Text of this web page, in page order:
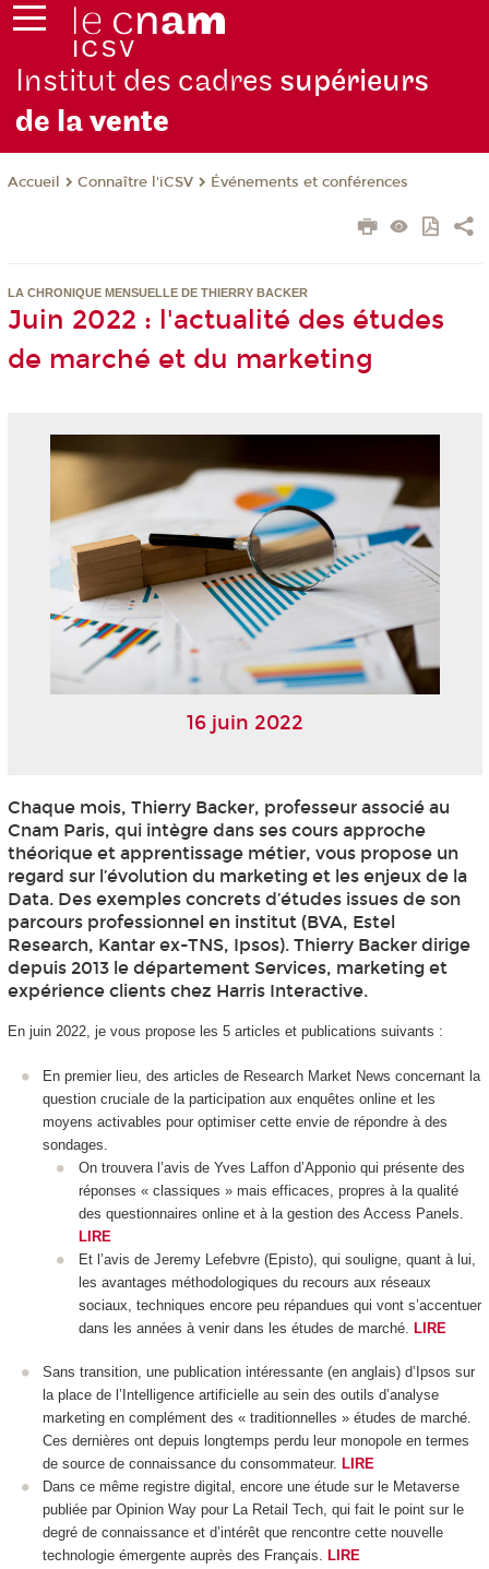
Institut des cadres supérieurs
de lavente
Accueil Connaître l'iCSV Événements et conférences
LA CHRONIQUE MENSUELLE DE THIERRY BACKER
Juin 2022 : l'actualité des études
de marché et du marketing
16 juin 2022
Chaque mois, Thierry Backer, professeur associé au
Cnam Paris, qui intègre dans ses cours approche
théorique et apprentissage métier, vous propose un
regard sur l’évolution du marketing et les enjeux de la
Data. Des exemples concrets d’études issues de son
parcours professionnel en institut (BVA, Estel
Research, Kantar ex-TNS, Ipsos). Thierry Backer dirige
depuis 2013 le département Services, marketing et
expérience clients chez Harris Interactive.
En juin 2022, je vous propose les 5 articles et publications suivants :
En premier lieu, des articles de Research Market News concernant la
question cruciale de la participation aux enquêtes online et les
moyens activables pour optimiser cette envie de répondre à des
sondages.
On trouvera l’avis de Yves Laffon d’Apponio qui présente des
réponses « classiques » mais efficaces, propres à la qualité
des questionnaires online et à la gestion des Access Panels.
LIRE
Et l’avis de Jeremy Lefebvre (Episto), qui souligne, quant à lui,
les avantages méthodologiques du recours aux réseaux
sociaux, techniques encore peu répandues qui vont s’accentuer
dans les années à venir dans les études de marché.
LIRE
Sans transition, une publication intéressante (en anglais) d’Ipsos sur
la place de l’Intelligence artificielle au sein des outils d’analyse
marketing en complément des « traditionnelles » études de marché.
Ces dernières ont depuis longtemps perdu leur monopole en termes
de source de connaissance du consommateur. LIRE
Dans ce même registre digital, encore une étude sur le Metaverse
publiée par Opinion Way pour La Retail Tech, qui fait le point sur le
degré de connaissance et d’intérêt que rencontre cette nouvelle
technologie émergente auprès des Français. LIRE